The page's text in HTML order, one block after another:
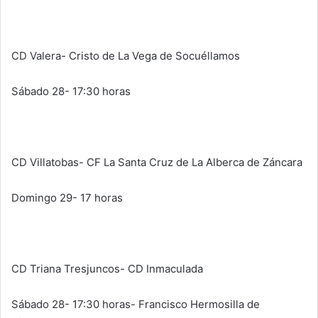
CD Valera- Cristo de La Vega de Socuéllamos
Sábado 28- 17:30 horas
CD Villatobas- CF La Santa Cruz de La Alberca de Záncara
Domingo 29- 17 horas
CD Triana Tresjuncos- CD Inmaculada
Sábado 28- 17:30 horas- Francisco Hermosilla de